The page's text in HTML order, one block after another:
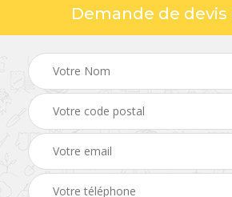
Demande de